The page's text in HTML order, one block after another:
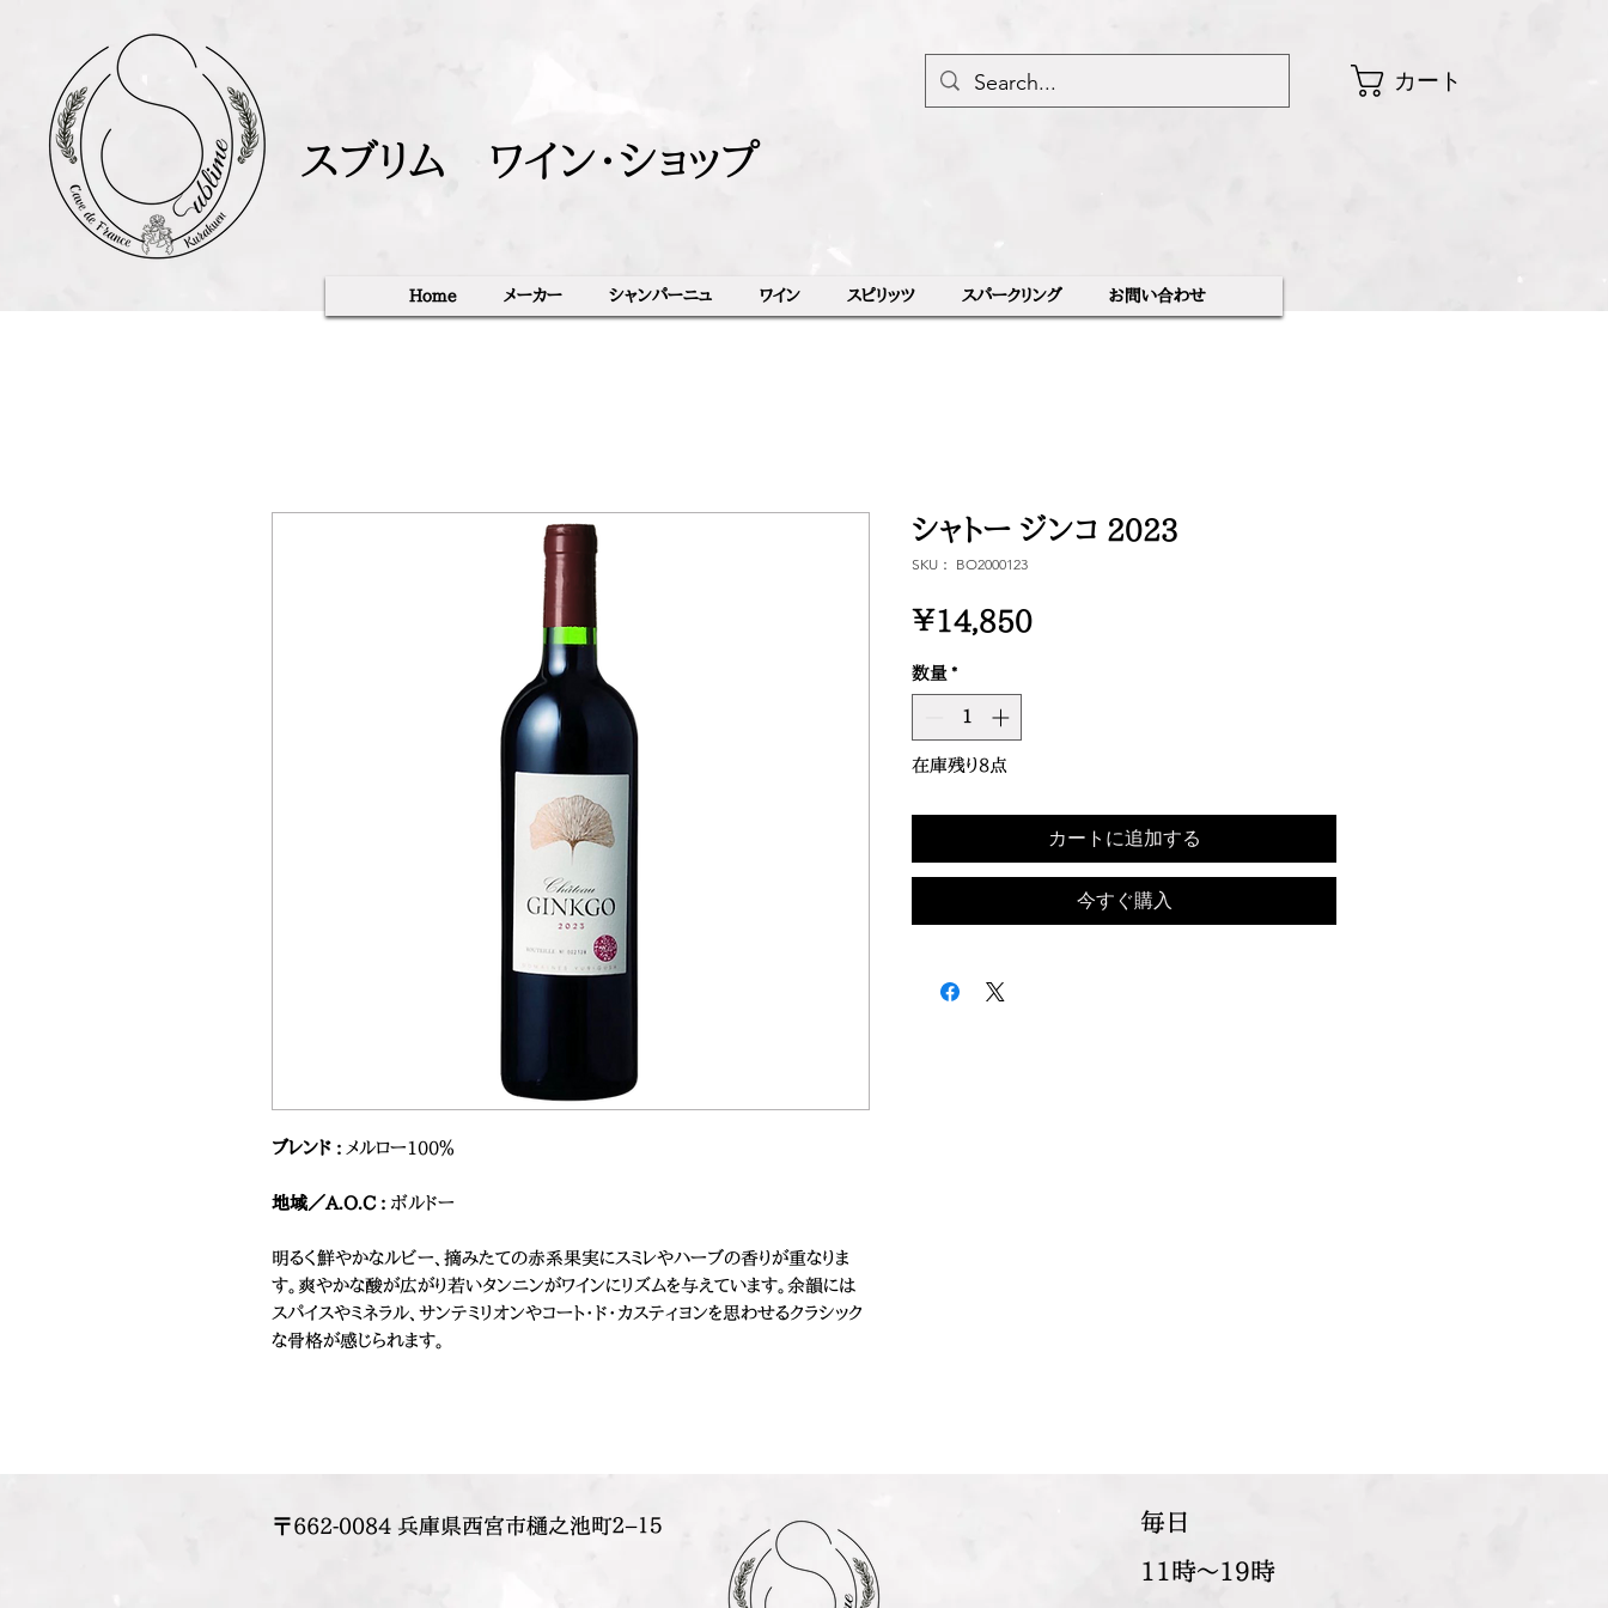
スブリム ワイン・ショップ
カート
Home メーカー シャンパーニュ ワイン スピリッツ スパークリング ​お問い合わせ
ブレンド : メルロー100％
地域／A.O.C : ボルドー
明るく鮮やかなルビー、摘みたての赤系果実にスミレやハーブの香りが重なりま
す。爽やかな酸が広がり若いタンニンがワインにリズムを与えています。余韻には
スパイスやミネラル、サンテミリオンやコート・ド・カスティヨンを思わせるクラシック
な骨格が感じられます。
シャトー ジンコ 2023
SKU： BO2000123
￥14,850価
数量 *
在庫残り8点
カートに追加する
今すぐ購入
〒662-0084 兵庫県西宮市樋之池町２−１５
​毎日
11時～19時